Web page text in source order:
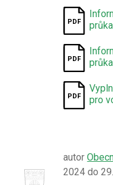
pro
autor
2024 do